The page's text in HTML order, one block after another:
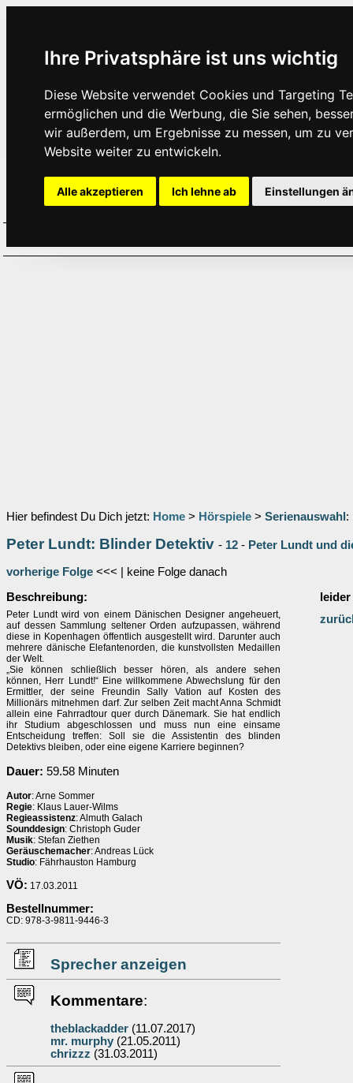
Ihre Privatsphäre ist uns wichtig
Diese Website verwendet Cookies und Targeting
ermöglichen und die Werbung, die Sie sehen,
wir außerdem, um Ergebnisse zu messen, um zu
Website weiter zu entwickeln.
Alle akzeptieren Ich lehne ab Einstellungen
Hier befindest Du Dich jetzt: Home > Hörspiele > Serienauswahl :
Peter Lundt: Blinder Detektiv - 12 - Peter Lundt und
vorherige Folge <<< | keine Folge danach
Beschreibung:
Peter Lundt wird von einem Dänischen Designer angeheuert,
auf dessen Sammlung seltener Orden aufzupassen, während
diese in Kopenhagen öffentlich ausgestellt wird. Darunter auch
mehrere dänische Elefantenorden, die kunstvollsten Medaillen
der Welt.
„Sie können schließlich besser hören, als andere sehen
können, Herr Lundt!“ Eine willkommene Abwechslung für den
Ermittler, der seine Freundin Sally Vation auf Kosten des
Millionärs mitnehmen darf. Zur selben Zeit macht Anna Schmidt
allein eine Fahrradtour quer durch Dänemark. Sie hat endlich
ihr Studium abgeschlossen und muss nun eine einsame
Entscheidung treffen: Soll sie die Assistentin des blinden
Detektivs bleiben, oder eine eigene Karriere beginnen?
Dauer: 59.58 Minuten
Autor: Arne Sommer
Regie: Klaus Lauer-Wilms
Regieassistenz: Almuth Galach
Sounddesign: Christoph Guder
Musik: Stefan Ziethen
Geräuschemacher: Andreas Lück
Studio: Fährhauston Hamburg
VÖ: 17.03.2011
Bestellnummer:
CD: 978-3-9811-9446-3
Sprecher anzeigen
Kommentare:
theblackadder (11.07.2017)
mr. murphy (21.05.2011)
chrizzz (31.03.2011)